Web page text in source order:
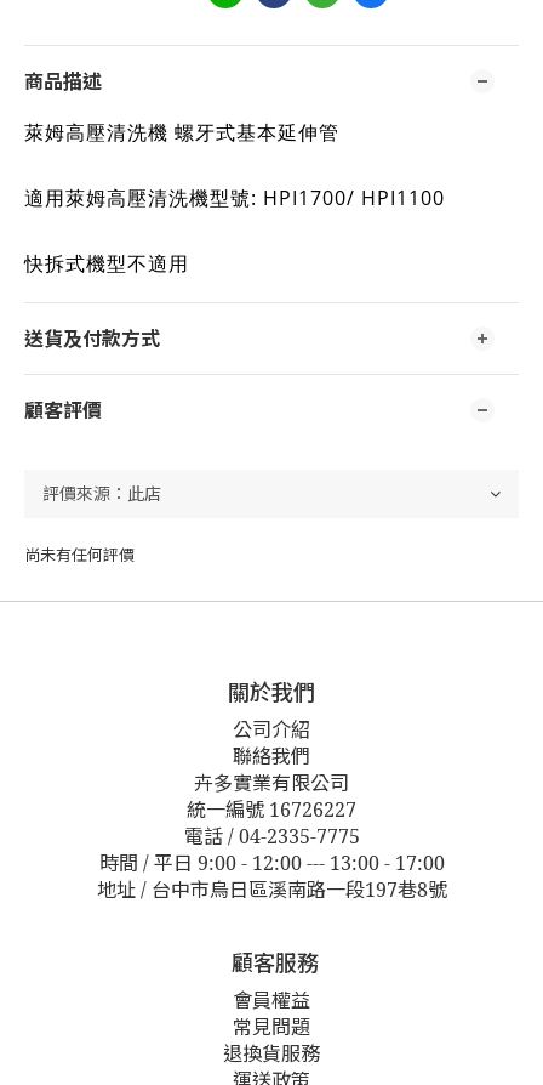
商品描述
萊姆高壓清洗機 螺牙式基本延伸管
適用萊姆高壓清洗機型號: HPI1700/ HPI1100
快拆式機型不適用
送貨及付款方式
顧客評價
尚未有任何評價
關於我們
公司介紹
聯絡我們
卉多實業有限公司
統一編號 16726227
電話 / 04-2335-7775
時間 / 平日 9:00 - 12:00 --- 13:00 - 17:00
地址 / 台中市烏日區溪南路一段197巷8號
顧客服務
會員權益
常見問題
退換貨服務